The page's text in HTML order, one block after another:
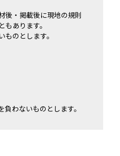
後・掲載後に現地の規則
あります。
のとします。
わないものとします。